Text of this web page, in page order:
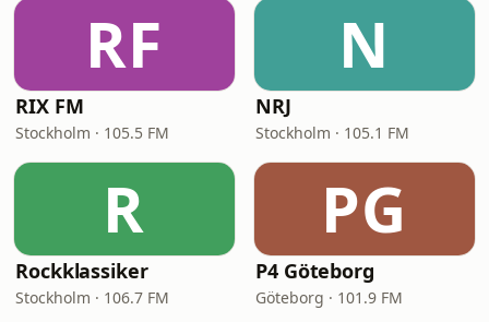
RF
RIX FM
Stockholm · 105.5 FM
N
NRJ
Stockholm · 105.1 FM
R
Rockklassiker
Stockholm · 106.7 FM
PG
P4 Göteborg
Göteborg · 101.9 FM